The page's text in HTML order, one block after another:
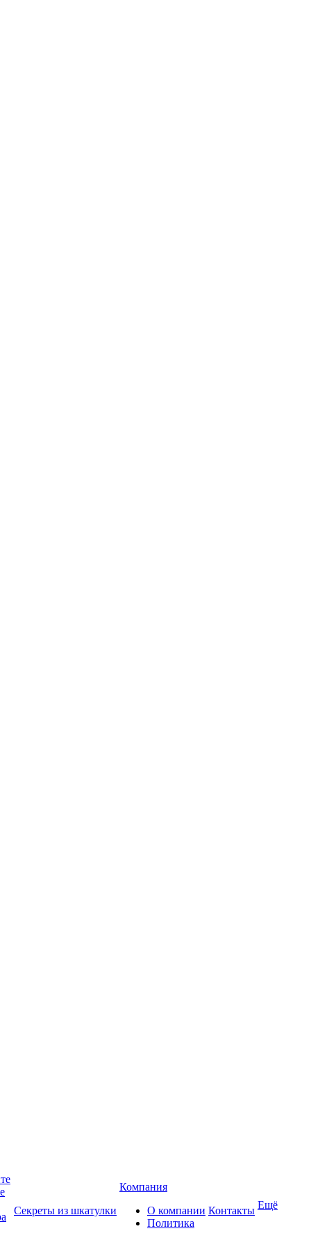
Секреты из шкатулки
Компания
О компании
Политика
Контакты Ещё